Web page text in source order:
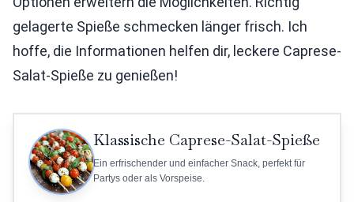
gelagerte Spieße schmecken länger frisch. Ich
hoffe, die Informationen helfen dir, leckere Caprese-
Salat-Spieße zu genießen!
Klassische Caprese-Salat-Spieße
Ein erfrischender und einfacher Snack, perfekt für
Partys oder als Vorspeise.